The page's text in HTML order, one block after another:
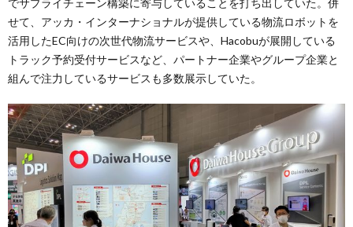
でサプライチェーン構築に寄与していることを打ち出していた。併
せて、アッカ・インターナショナルが提供している物流ロボットを
活用したEC向けの次世代物流サービスや、Hacobuが展開している
トラック予約受付サービスなど、パートナー企業やグループ企業と
組んで注力しているサービスも多数展示していた。